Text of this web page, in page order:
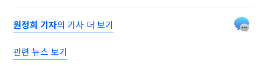
원정희 기자의 기사 더 보기
관련 뉴스 보기